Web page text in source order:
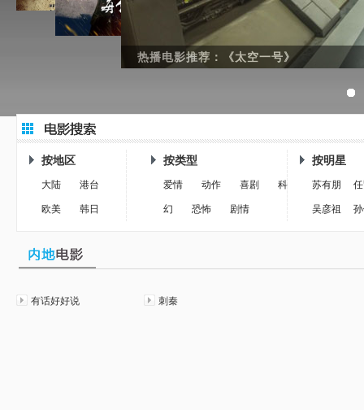
热播电影推荐：《太空一号》
按地区
大陆 港台
欧美 韩日
按类型
爱情 动作 喜剧 科
幻 恐怖 剧情
按明星
苏有朋
吴彦祖
有话好好说 刺秦